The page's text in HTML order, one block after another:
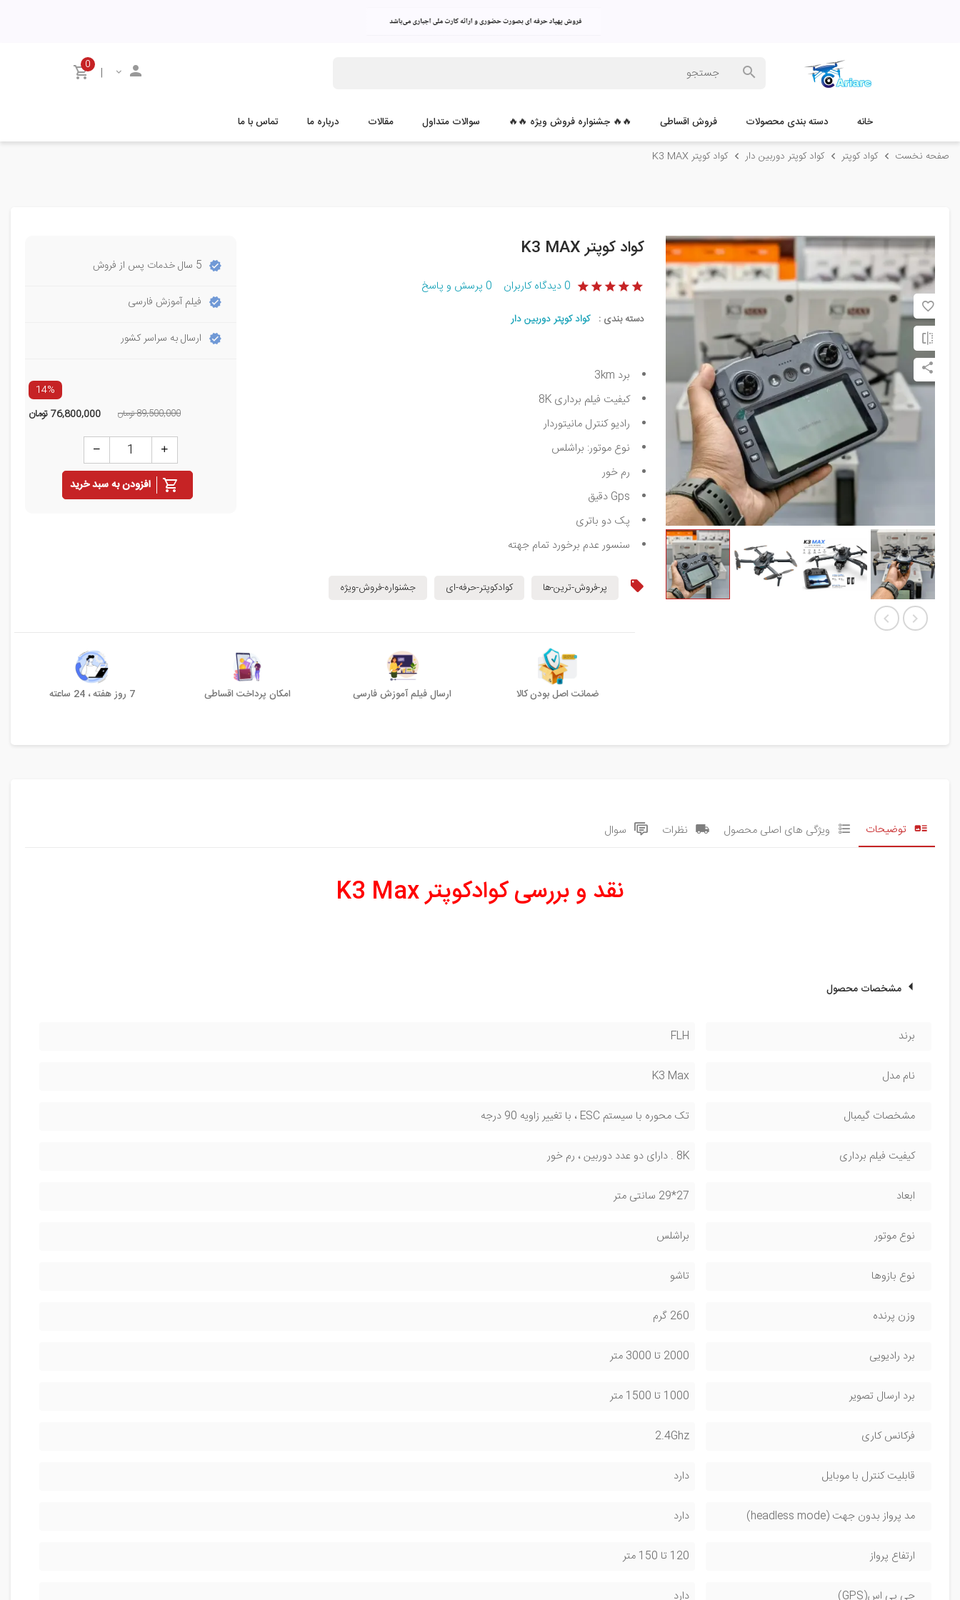
|
0
خانه دسته بندی محصولات فروش اقساطی 🔥🔥 جشنواره فروش ویژه 🔥🔥 سوالات متداول مقالات درباره ما تماس با ما
صفحه نخست کواد کوپتر کواد کوپتر دوربین دار کواد کوپتر K3 MAX
کواد کوپتر K3 MAX
0دیدگاه کاربران 0 پرسش و پاسخ
دسته بندی : کواد کوپتر دوربین دار
برد 3km
کیفیت فیلم برداری 8K
رادیو کنترل مانیتوردار
نوع موتور: براشلس
رم خور
Gps دقیق
پک دو باتری
سنسور عدم برخورد تمام جهته
پر-فروش-ترین-ها کوادکوپتر-حرفه-ای جشنواره-فروش-ویژه
5 سال خدمات پس از فروش
فیلم آموزش فارسی
ارسال به سراسر کشور
14%
89,500,000 تومان 76,800,000تومان
افزودن به سبد خرید
ضمانت اصل بودن کالا ارسال فیلم آموزش فارسی امکان پرداخت اقساطی 7 روز هفته ، 24 ساعته
توضیحات ویژگی های اصلی محصول نظرات سوال
نقد و بررسی کوادکوپتر K3 Max
مشخصات محصول
برند FLH
نام مدل K3 Max
مشخصات گیمبال تک محوره با سیستم ESC ، با تغییر زاویه 90 درجه
کیفیت فیلم برداری 8K . دارای دو عدد دوربین ، رم خور
ابعاد 27*29 سانتی متر
نوع موتور براشلس
نوع بازوها تاشو
وزن پرنده 260 گرم
برد رادیویی 2000 تا 3000 متر
برد ارسال تصویر 1000 تا 1500 متر
فرکانس کاری 2.4Ghz
قابلیت کنترل با موبایل دارد
مد پرواز بدون جهت (headless mode) دارد
ارتفاع پرواز 120 تا 150 متر
جی پی اس(GPS) دارد